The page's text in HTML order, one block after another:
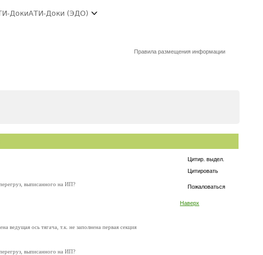
ДокиАТИ-Доки (ЭДО)
Правила размещения информации
Цитир. выдел.
Цитировать
Пожаловаться
Наверх
выписанного на ИП?
ведущая ось тягача, т.к. не заполнена первая секция
выписанного на ИП?